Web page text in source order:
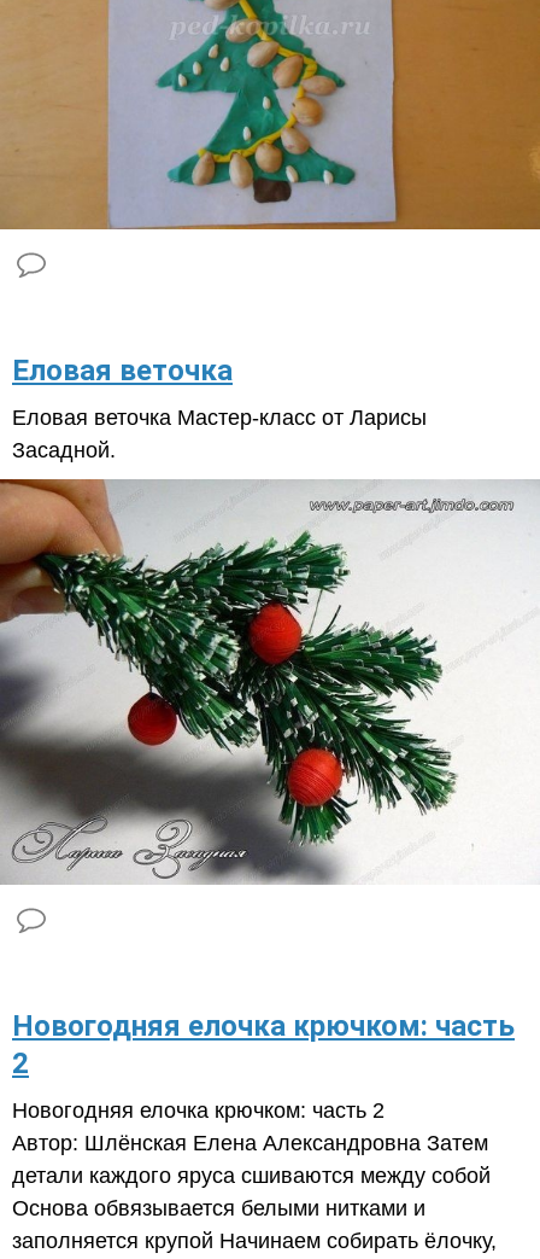
Еловая веточка
Еловая веточка Мастер-класс от Ларисы
Засадной.
​Новогодняя елочка крючком: часть
2
Новогодняя елочка крючком: часть 2
Автор: Шлёнская Елена Александровна Затем
детали каждого яруса сшиваются между собой
Основа обвязывается белыми нитками и
заполняется крупой Начинаем собирать ёлочку,